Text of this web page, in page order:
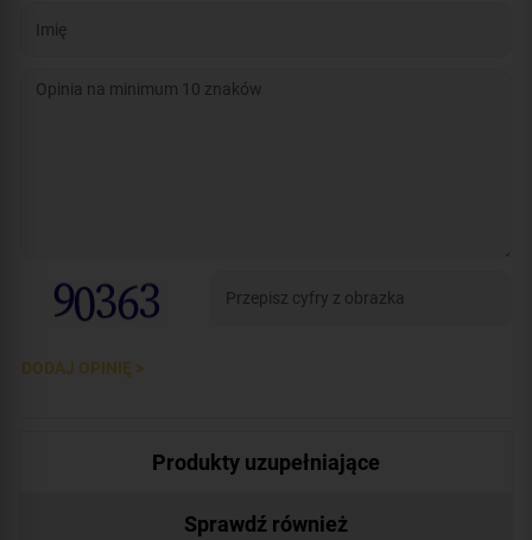
DODAJ OPINIĘ >
Produkty uzupełniające
Sprawdź również